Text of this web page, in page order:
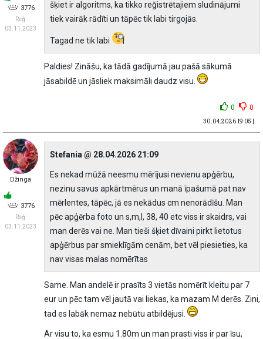
3776
Reģ:
03.11.2023
šķiet ir algoritms, ka tikko reğistrētajiem sludinājumi
tiek vairāk rādĩti un tāpēc tik labi tirgojās.
Tagad ne tik labi
Paldies! Zināšu, ka tādā gadījumā jau pašā sākumā
jāsabildē un jāsliek maksimāli daudz visu.
0 0
30.04.2026 19:05 |
Džinga
3776
Reģ:
03.11.2023
Stefania @ 28.04.2026 21:09
Es nekad mūžā neesmu mērījusi nevienu apģērbu,
nezinu savus apkārtmērus un manā īpašumā pat nav
mērlentes, tāpēc, jā es nekādus cm nenorādīšu. Man
pēc apģērba foto un s,m,l, 38, 40 etc viss ir skaidrs, vai
man derēs vai ne. Man tieši šķiet dīvaini pirkt lietotus
apģērbus par smieklīgām cenām, bet vēl piesieties, ka
nav visas malas nomērītas
Same. Man andelē ir prasīts 3 vietās nomērīt kleitu par 7
eur un pēc tam vēl jautā vai liekas, ka mazam M derēs. Zini,
tad es labāk nemaz nebūtu atbildējusi.
Ar visu to, ka esmu 1.80m un man prasti viss ir par īsu,